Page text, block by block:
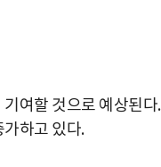
여할 것으로 예상된
하고 있다.